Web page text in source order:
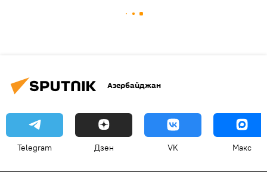
Азербайджан
Telegram Дзен VK Макс